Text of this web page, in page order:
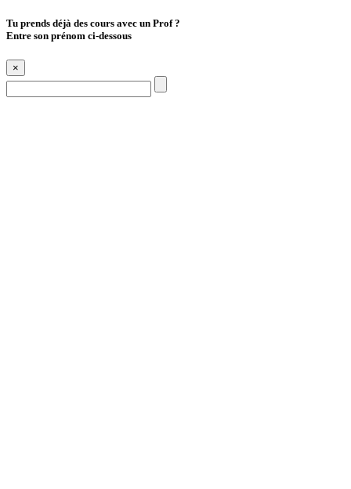
Tu prends déjà des cours avec un Prof ?
Entre son prénom ci-dessous
×